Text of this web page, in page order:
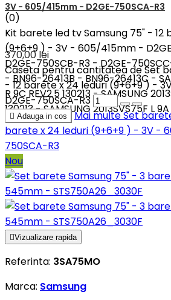
3V - 605/415mm - D2GE-750SCA-R3
(0)
Kit barete led tv Samsung 75" - 12
(9+6+9 ) - 3V - 605/415mm -
D2GE-750SCB-R3 - D2GE-
- BN96-26413B - BN96-26413C -
R 9C REV2.5 130213 - SAMSUNG
130213 - SAMSUNG 2013SVS75F L 9A
370,00 lei
Caseta pentru cantitatea de Set
- 12 barete x 24 leduri (9+6+9 ) -
D2GE-750SCA-R3
 Adauga in cos Mai multeSet
barete x 24 leduri (9+6+9 ) - 3V -
750SCA-R3
Nou
Vizualizare rapida
Referinta: 3SA75MO
Marca: Samsung